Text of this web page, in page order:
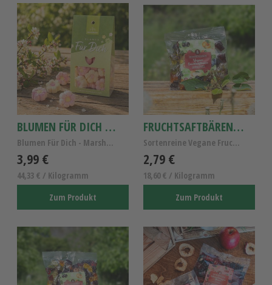
BLUMEN FÜR DICH - MARSHMALLOWS
Blumen Für Dich - Marshmallows in Geschenkverpack...
3,99 €
44,33 € / Kilogramm
Zum Produkt
FRUCHTSAFTBÄREN VEGAN 8 FRUCHT 150G
Sortenreine Vegane Fruchtsaftbären ohne Gelatine, ...
2,79 €
18,60 € / Kilogramm
Zum Produkt